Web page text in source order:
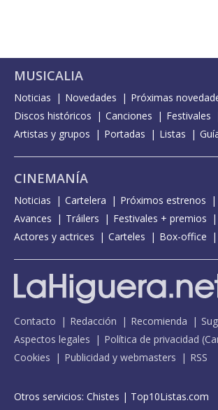
MUSICALIA
Noticias Novedades
Próximas
Discos históricos
Canciones Festivales
Artistas y grupos
Portadas Listas
CINEMANÍA
Noticias Cartelera Próximos estrenos
Avances
Tráilers
Festivales + premios
Actores y actrices
Carteles Box-office
Contacto Redacción Recomienda
Aspectos legales
Política de privacidad (
Cookies
Publicidad y webmasters RSS
Otros servicios: Chistes | Top10Listas.com